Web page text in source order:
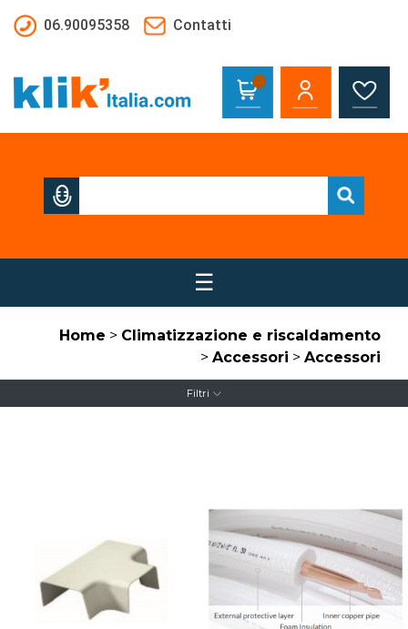
06.90095358
Contatti
☰
Home > Climatizzazione e riscaldamento
> Accessori > Accessori
Filtri